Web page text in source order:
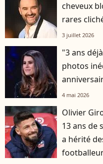
cheveux
rares
3 juillet 2026
"3 ans
photos
4 mai 2026
Olivier
13 ans de
a hérité